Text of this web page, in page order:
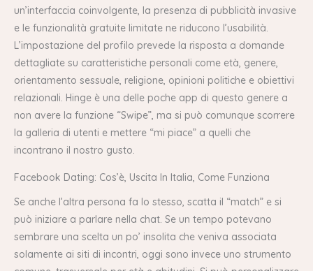
un’interfaccia coinvolgente, la presenza di pubblicità invasive
e le funzionalità gratuite limitate ne riducono l’usabilità.
L’impostazione del profilo prevede la risposta a domande
dettagliate su caratteristiche personali come età, genere,
orientamento sessuale, religione, opinioni politiche e obiettivi
relazionali. Hinge è una delle poche app di questo genere a
non avere la funzione “Swipe”, ma si può comunque scorrere
la galleria di utenti e mettere “mi piace” a quelli che
incontrano il nostro gusto.
Facebook Dating: Cos’è, Uscita In Italia, Come Funziona
Se anche l’altra persona fa lo stesso, scatta il “match” e si
può iniziare a parlare nella chat. Se un tempo potevano
sembrare una scelta un po’ insolita che veniva associata
solamente ai siti di incontri, oggi sono invece uno strumento